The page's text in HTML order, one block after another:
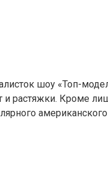
шоу «Топ-
Кроме